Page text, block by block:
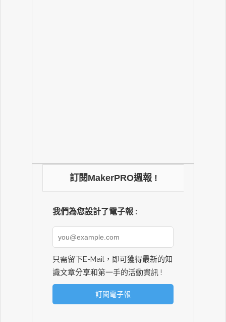
訂閱MakerPRO週報 !
我們為您設計了電子報 :
只需留下E-Mail，即可獲得最新的知
識文章分享和第一手的活動資訊 !